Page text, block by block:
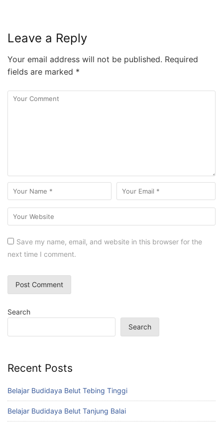
Leave a Reply
Your email address will not be published. Required
fields are marked *
Save my name, email, and website in this browser for the
next time I comment.
Search
Search
Recent Posts
Belajar Budidaya Belut Tebing Tinggi
Belajar Budidaya Belut Tanjung Balai